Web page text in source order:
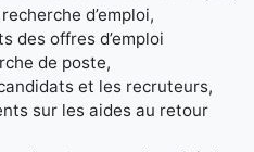
d’emploi,
des offres d’emploi
de poste,
et les recruteurs,
sur les aides au retour